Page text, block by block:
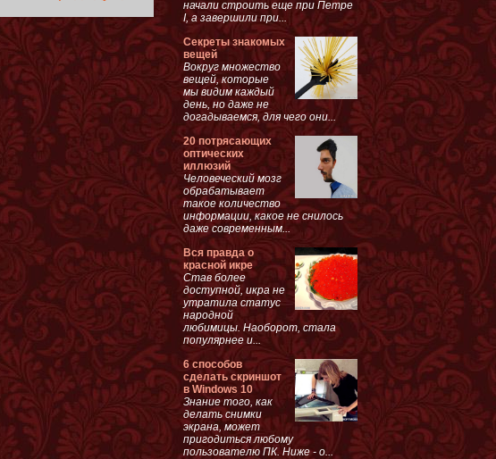
начали строить еще при Петре
I, а завершили при...
Секреты знакомых
вещей
Вокруг множество
вещей, которые
мы видим каждый
день, но даже не
догадываемся, для чего они...
20 потрясающих
оптических
иллюзий
Человеческий мозг
обрабатывает
такое количество
информации, какое не снилось
даже современным...
Вся правда о
красной икре
Став более
доступной, икра не
утратила статус
народной
любимицы. Наоборот, стала
популярнее и...
6 способов
сделать скриншот
в Windows 10
Знание того, как
делать снимки
экрана, может
пригодиться любому
пользователю ПК. Ниже - о...